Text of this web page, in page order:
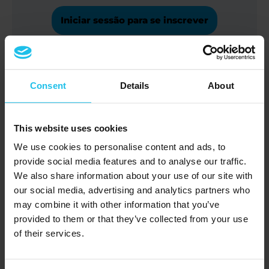
Consent Details About
This website uses cookies
We use cookies to personalise content and ads, to
provide social media features and to analyse our traffic.
We also share information about your use of our site with
our social media, advertising and analytics partners who
may combine it with other information that you’ve
provided to them or that they’ve collected from your use
of their services.
Iniciar sessão para se inscrever
Entusiasmado com o conteúdo dos
Guias Intermédio e Avançado, mas tem
dúvidas?
Junte-se a Susan Harms e Margret
Margretardottir para um webinar online
GRATUITO de perguntas e respostas!
Partilhe as suas questões, melhore a sua
compreensão e aprofunde os seus